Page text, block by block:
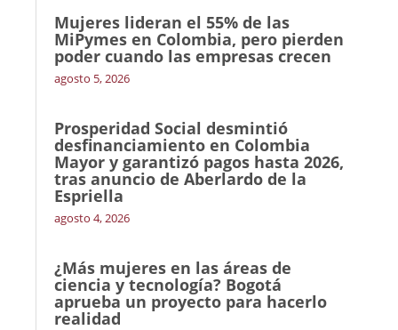
Mujeres lideran el 55% de las
MiPymes en Colombia, pero pierden
poder cuando las empresas crecen
agosto 5, 2026
Prosperidad Social desmintió
desfinanciamiento en Colombia
Mayor y garantizó pagos hasta 2026,
tras anuncio de Aberlardo de la
Espriella
agosto 4, 2026
¿Más mujeres en las áreas de
ciencia y tecnología? Bogotá
aprueba un proyecto para hacerlo
realidad